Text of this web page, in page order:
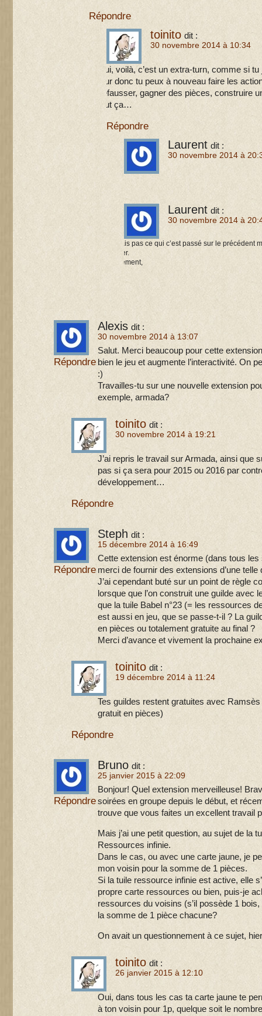
Répondre
toinito dit :
30 novembre 2014 à 10:34
Oui, voilà, c’est un extra-turn, comme si
tour donc tu peux à nouveau faire les
défausser, gagner des pièces, construire
tout ça…
Répondre
Laurent dit :
30 novembre 2014 à
Laurent dit :
30 novembre 2014 à
Je ne sais pas ce qui c’est passé sur le précédent
remercier.
Cordialement,
Alexis dit :
30 novembre 2014 à 13:07
Salut. Merci beaucoup pour cette
bien le jeu et augmente l’interactivité. On
:)
Travailles-tu sur une nouvelle extension
exemple, armada?
Répondre
toinito dit :
30 novembre 2014 à 19:21
J’ai repris le travail sur Armada, ainsi que
pas si ça sera pour 2015 ou 2016 par
développement…
Répondre
Steph dit :
15 décembre 2014 à 16:49
Cette extension est énorme (dans tous
merci de fournir des extensions d’une
J’ai cependant buté sur un point de règle
lorsque que l’on construit une guilde avec
que la tuile Babel n°23 (= les ressources
est aussi en jeu, que se passe-t-il ? La
en pièces ou totalement gratuite au final ?
Merci d’avance et vivement la prochaine
Répondre
toinito dit :
19 décembre 2014 à 11:24
Tes guildes restent gratuites avec
gratuit en pièces)
Répondre
Bruno dit :
25 janvier 2015 à 22:09
Bonjour! Quel extension merveilleuse!
soirées en groupe depuis le début, et
trouve que vous faites un excellent travail
Mais j’ai une petit question, au sujet de la
Ressources infinie.
Dans le cas, ou avec une carte jaune, je
mon voisin pour la somme de 1 pièces.
Si la tuile ressource infinie est active, elle
propre carte ressources ou bien, puis-je
ressources du voisins (s’il possède 1 bois,
la somme de 1 pièce chacune?
On avait un questionnement à ce sujet,
Répondre
toinito dit :
26 janvier 2015 à 12:10
Oui, dans tous les cas ta carte jaune te
à ton voisin pour 1p, quelque soit le